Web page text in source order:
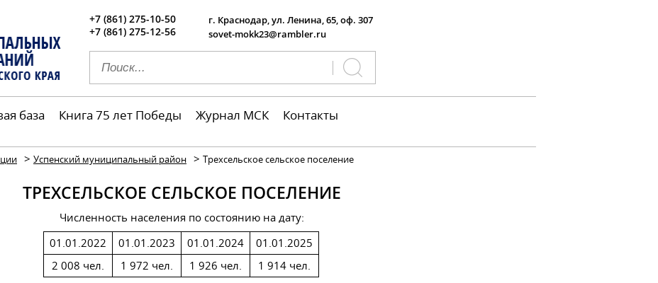
+7 (861) 275-10-50
+7 (861) 275-12-56
г. Краснодар, ул. Ленина, 65, оф. 307
sovet-mokk23@rambler.ru
база Книга 75 лет Победы Журнал МСК Контакты
> Успенский муниципальный район > Трехсельское сельское поселение
ТРЕХСЕЛЬСКОЕ СЕЛЬСКОЕ ПОСЕЛЕНИЕ
Численность населения по состоянию на дату:
01.01.2022
2 008 чел.
01.01.2023
1 972 чел.
01.01.2024
1 926 чел.
01.01.2025
1 914 чел.